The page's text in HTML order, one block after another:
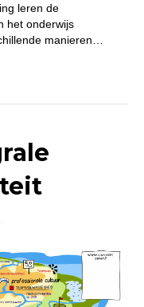
leren de
het onderwijs
manieren…